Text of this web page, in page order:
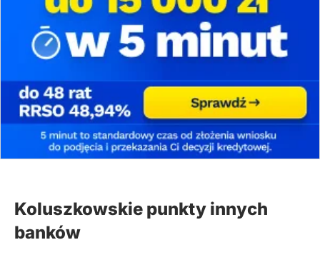
Koluszkowskie punkty innych
banków